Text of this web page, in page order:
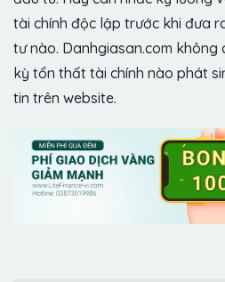
tài chính độc lập trước khi đưa
tư nào. Danhgiasan.com không
kỳ tổn thất tài chính nào phát
tin trên website.